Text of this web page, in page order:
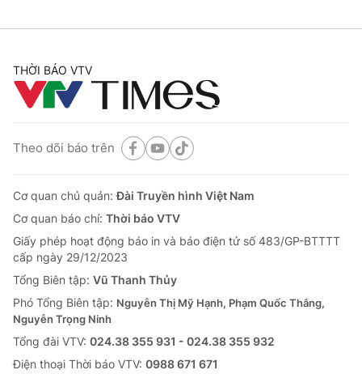
THỜI BÁO VTV
Theo dõi báo trên
Cơ quan chủ quản:Đài Truyền hình Việt Nam
Cơ quan báo chí: Thời báo VTV
Giấy phép hoạt động báo in và báo điện tử số 483/GP-BTTTT
cấp ngày 29/12/2023
Tổng Biên tập: Vũ Thanh Thủy
Phó Tổng Biên tập: Nguyễn Thị Mỹ Hạnh, Phạm Quốc Thắng,
Nguyễn Trọng Ninh
Tổng đài VTV: 024.38 355 931 - 024.38 355 932
Ðiện thoại Thời báo VTV: 0988 671 671